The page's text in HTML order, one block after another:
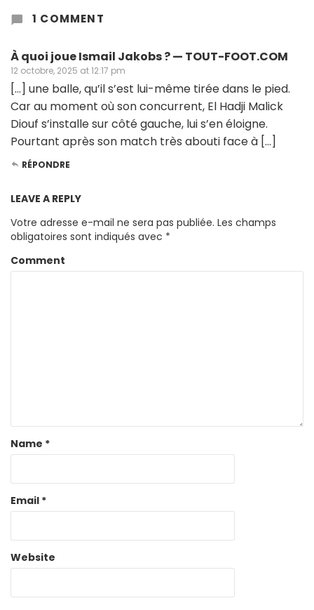
1 COMMENT
À quoi joue Ismail Jakobs ? — TOUT-FOOT.COM
12 octobre, 2025 at 12:17 pm
[…] une balle, qu’il s’est lui-même tirée dans le pied.
Car au moment où son concurrent, El Hadji Malick
Diouf s’installe sur côté gauche, lui s’en éloigne.
Pourtant après son match très abouti face à […]
RÉPONDRE
LEAVE A REPLY
Votre adresse e-mail ne sera pas publiée. Les champs
obligatoires sont indiqués avec *
Comment
Name *
Email *
Website